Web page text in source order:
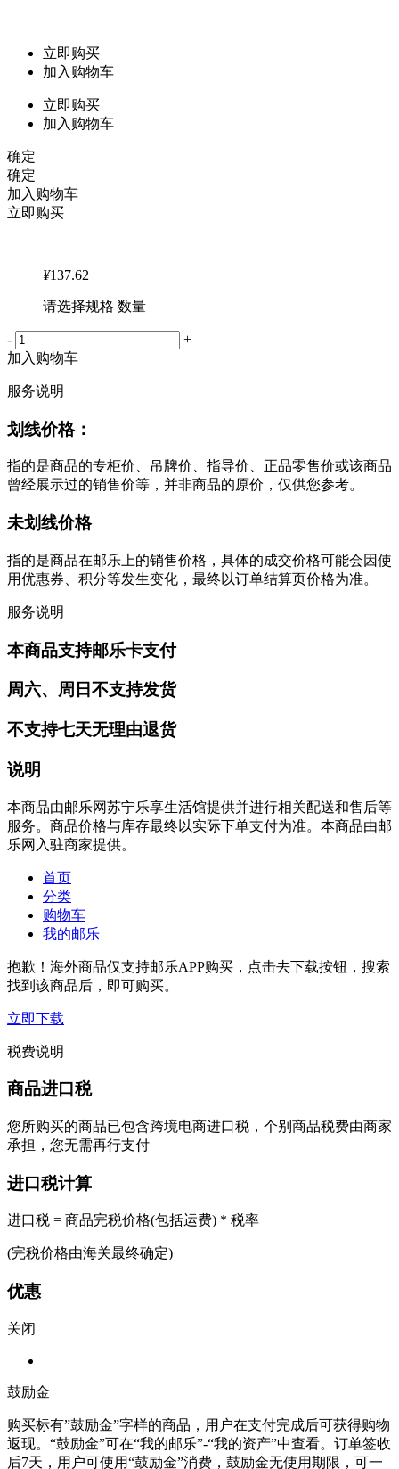
立即购买
加入购物车
立即购买
加入购物车
确定
确定
加入购物车
立即购买
¥137.62
请选择规格 数量
-
+
加入购物车
服务说明
划线价格：
指的是商品的专柜价、吊牌价、指导价、正品零售价或该商品
曾经展示过的销售价等，并非商品的原价，仅供您参考。
未划线价格
指的是商品在邮乐上的销售价格，具体的成交价格可能会因使
用优惠券、积分等发生变化，最终以订单结算页价格为准。
服务说明
本商品支持邮乐卡支付
周六、周日不支持发货
不支持七天无理由退货
说明
本商品由邮乐网苏宁乐享生活馆提供并进行相关配送和售后等
服务。商品价格与库存最终以实际下单支付为准。本商品由邮
乐网入驻商家提供。
首页
分类
购物车
我的邮乐
抱歉！海外商品仅支持邮乐APP购买，点击去下载按钮，搜索
找到该商品后，即可购买。
立即下载
税费说明
商品进口税
您所购买的商品已包含跨境电商进口税，个别商品税费由商家
承担，您无需再行支付
进口税计算
进口税 = 商品完税价格(包括运费) * 税率
(完税价格由海关最终确定)
优惠
关闭
鼓励金
购买标有”鼓励金”字样的商品，用户在支付完成后可获得购物
返现。“鼓励金”可在“我的邮乐”-“我的资产”中查看。订单签收
后7天，用户可使用“鼓励金”消费，鼓励金无使用期限，可一